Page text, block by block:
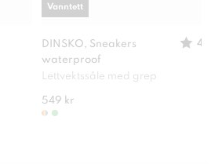
DINSKO, Sneakers
waterproof
4
Lettvektssåle med grep
549 kr
Vanntett